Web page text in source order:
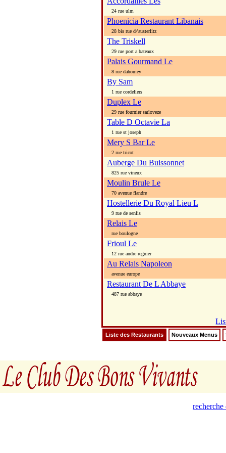
24 rue ulm
Phoenicia Restaurant Libanais
28 bis rue d\'austerlitz
The Triskell
29 rue port a bateaux
Palais Gourmand Le
8 rue dahomey
By Sam
1 rue cordeliers
Duplex Le
29 rue fournier sarloveze
Table D Octavie La
1 rue st joseph
Mery S Bar Le
2 rue tricot
Auberge Du Buissonnet
825 rue vineux
Moulin Brule Le
70 avenue flandre
Hostellerie Du Royal Lieu L
9 rue de senlis
Relais Le
rue boulogne
Frioul Le
12 rue andre regnier
Au Relais Napoleon
avenue europe
Restaurant De L Abbaye
487 rue abbaye
Liste des Restaurants Nouveaux Menus
recherche